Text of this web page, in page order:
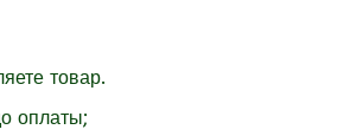
товар.
оплаты;